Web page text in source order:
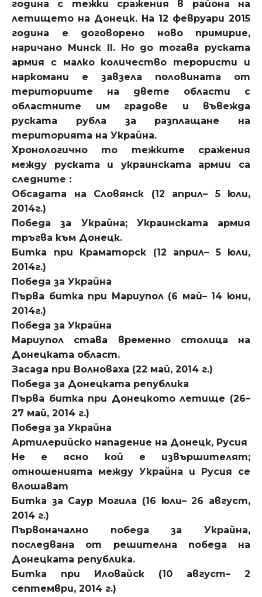
година с тежки сражения в района на
летището на Донецк. На 12 февруари 2015
година е договорено ново примирие,
наричано Минск II. Но до тогава руската
армия с малко количество терористи и
наркомани е завзела половината от
териториите на двете области с
областните им градове и въвежда
руската рубла за разплащане на
територията на Украйна.
Хронологично то тежките сражения
между руската и украинската армии са
следните :
Обсадата на Словянск (12 април– 5 юли,
2014г.)
Победа за Украйна; Украинската армия
тръгва към Донецк.
Битка при Краматорск (12 април– 5 юли,
2014г.)
Победа за Украйна
Първа битка при Мариупол (6 май– 14 юни,
2014г.)
Победа за Украйна
Мариупол става временно столица на
Донецката област.
Засада при Волноваха (22 май, 2014 г.)
Победа за Донецката република
Първа битка при Донецкото летище (26–
27 май, 2014 г.)
Победа за Украйна
Артилерийско нападение на Донецк, Русия
Не е ясно кой е извършителят;
отношенията между Украйна и Русия се
влошават
Битка за Саур Могила (16 юли– 26 август,
2014 г.)
Първоначално победа за Украйна,
последвана от решителна победа на
Донецката република.
Битка при Иловайск (10 август– 2
септември, 2014 г.)